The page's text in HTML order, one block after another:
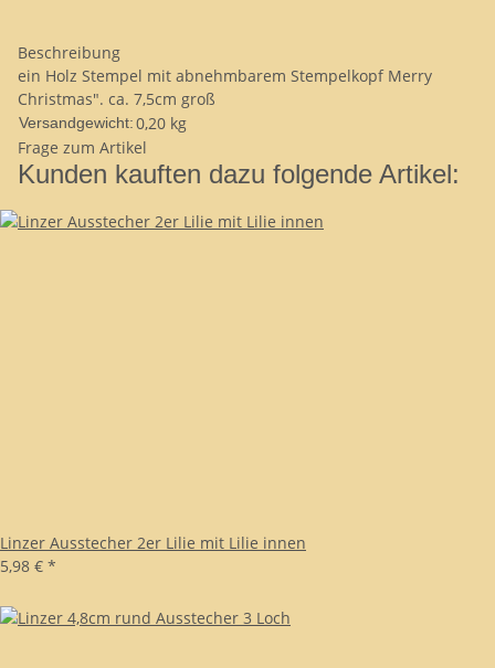
Beschreibung
ein Holz Stempel mit abnehmbarem Stempelkopf Merry
Christmas". ca. 7,5cm groß
Versandgewicht:0,20 kg
Frage zum Artikel
Kunden kauften dazu folgende Artikel:
Linzer Ausstecher 2er Lilie mit Lilie innen
5,98 € *